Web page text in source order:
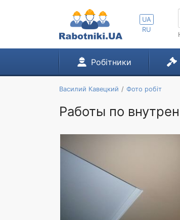
UA
RU
Робітники
Василий Кавецкий Фото робіт
Работы по